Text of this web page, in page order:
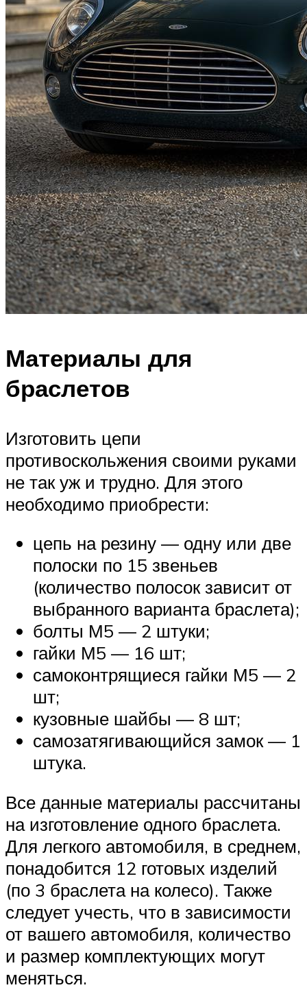
Материалы для
браслетов
Изготовить цепи
противоскольжения своими руками
не так уж и трудно. Для этого
необходимо приобрести:
цепь на резину — одну или две
полоски по 15 звеньев
(количество полосок зависит от
выбранного варианта браслета);
болты М5 — 2 штуки;
гайки М5 — 16 шт;
самоконтрящиеся гайки М5 — 2
шт;
кузовные шайбы — 8 шт;
самозатягивающийся замок — 1
штука.
Все данные материалы рассчитаны
на изготовление одного браслета.
Для легкого автомобиля, в среднем,
понадобится 12 готовых изделий
(по 3 браслета на колесо). Также
следует учесть, что в зависимости
от вашего автомобиля, количество
и размер комплектующих могут
меняться.